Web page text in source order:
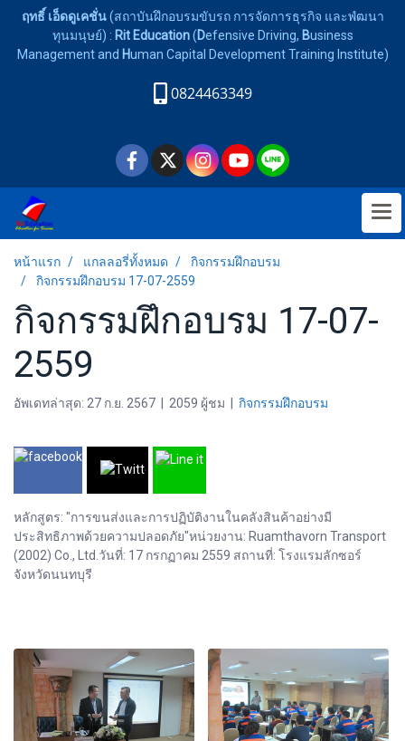
ฤทธิ์ เอ็ดดูเคชั่น(สถาบันฝึกอบรมขับรถ การจัดการธุรกิจ และพํฒนา
ทุนมนุษย์) : Rit Education(Defensive Driving, Business
Management and Human Capital Development Training Institute)
0824463349
หน้าแรก แกลลอรี่ทั้งหมด
กิจกรรมฝึกอบรม
กิจกรรมฝึกอบรม 17-07-2559
กิจกรรมฝึกอบรม 17-07-
2559
อัพเดทล่าสุด: 27 ก.ย. 2567 2059 ผู้ชม กิจกรรมฝึกอบรม
หลักสูตร: "การขนส่งและการปฏิบัติงานในคลังสินค้าอย่างมี
ประสิทธิภาพด้วยความปลอดภัย"หน่วยงาน: Ruamthavorn Transport
(2002) Co., Ltd.วันที่: 17 กรกฏาคม 2559 สถานที่: โรงแรมลักซอร์
จังหวัดนนทบุรี